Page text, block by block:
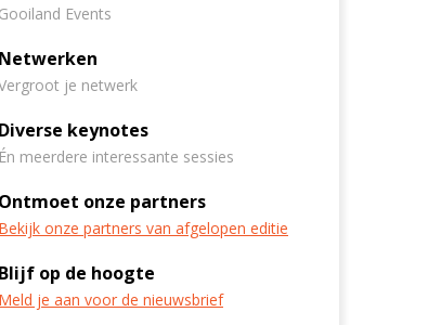
Gooiland Events
Netwerken
je netwerk
Diverse keynotes
Én meerdere interessante sessies
Ontmoet onze partners
Bekijk onze partners van afgelopen editie
Blijf op de hoogte
Meld je aan voor de nieuwsbrief